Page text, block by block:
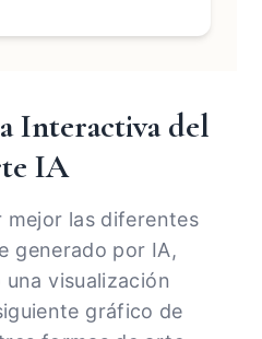
Interactiva del
IA
mejor las diferentes
generado por IA,
visualización
gráfico de